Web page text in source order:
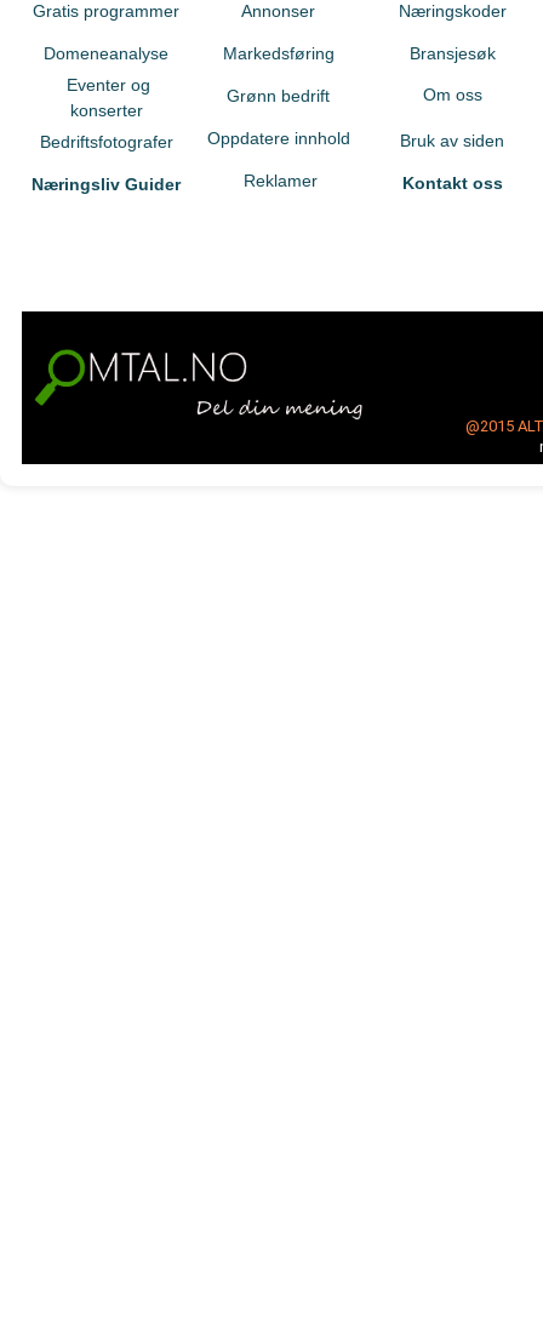
Gratis programmer
Domeneanalyse
Eventer og
konserter
Bedriftsfotografer
Næringsliv Guider
Annonser
Markedsføring
Grønn bedrift
Oppdatere innhold
Reklamer
Næringskoder
Bransjesøk
Om oss
Bruk av siden
Kontakt oss
@2015